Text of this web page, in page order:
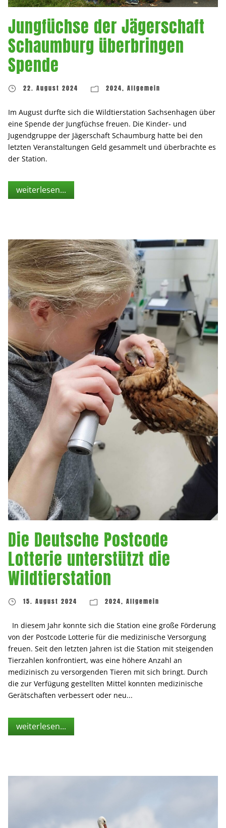
Jungfüchse der Jägerschaft
Schaumburg überbringen
Spende
22. August 2024 2024, Allgemein
Im August durfte sich die Wildtierstation Sachsenhagen über
eine Spende der Jungfüchse freuen. Die Kinder- und
Jugendgruppe der Jägerschaft Schaumburg hatte bei den
letzten Veranstaltungen Geld gesammelt und überbrachte es
der Station.
weiterlesen...
Die Deutsche Postcode
Lotterie unterstützt die
Wildtierstation
15. August 2024 2024, Allgemein
In diesem Jahr konnte sich die Station eine große Förderung
von der Postcode Lotterie für die medizinische Versorgung
freuen. Seit den letzten Jahren ist die Station mit steigenden
Tierzahlen konfrontiert, was eine höhere Anzahl an
medizinisch zu versorgenden Tieren mit sich bringt. Durch
die zur Verfügung gestellten Mittel konnten medizinische
Gerätschaften verbessert oder neu...
weiterlesen...